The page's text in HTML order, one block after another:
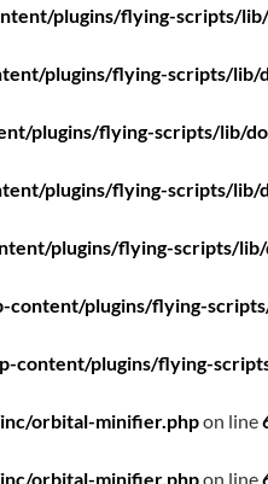
plugins/flying-scripts/
plugins/flying-scripts/lib/
plugins/flying-scripts/lib/
plugins/flying-scripts/lib/
plugins/flying-scripts/lib/
plugins/flying-
content/plugins/flying-
orbital-minifier.phpon line
orbital-minifier.phpon line